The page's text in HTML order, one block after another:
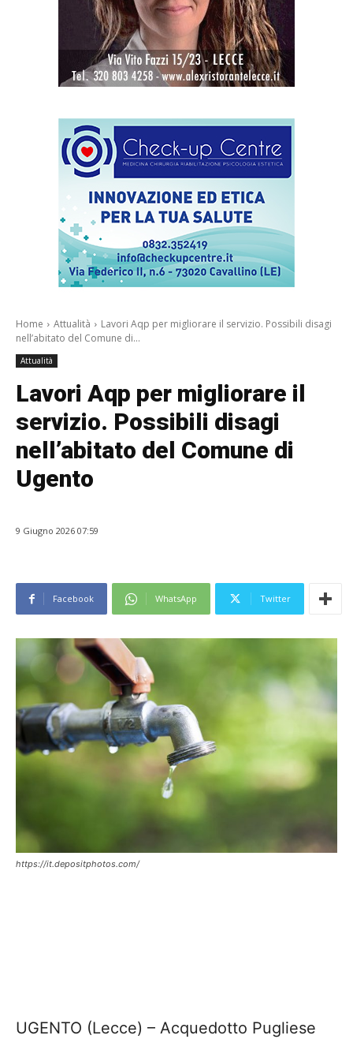
Home Attualità
Lavori Aqp per migliorare il servizio. Possibili disagi
nell’abitato del Comune di...
Attualità
Lavori Aqp per migliorare il
servizio. Possibili disagi
nell’abitato del Comune di
Ugento
9 Giugno 2026 07:59
Facebook WhatsApp Twitter
https://it.depositphotos.com/
UGENTO (Lecce) – Acquedotto Pugliese